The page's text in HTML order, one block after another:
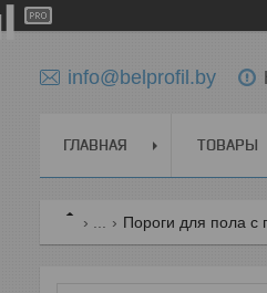
info@belprofil.by
ГЛАВНАЯ ТОВАРЫ
Пороги для пола с